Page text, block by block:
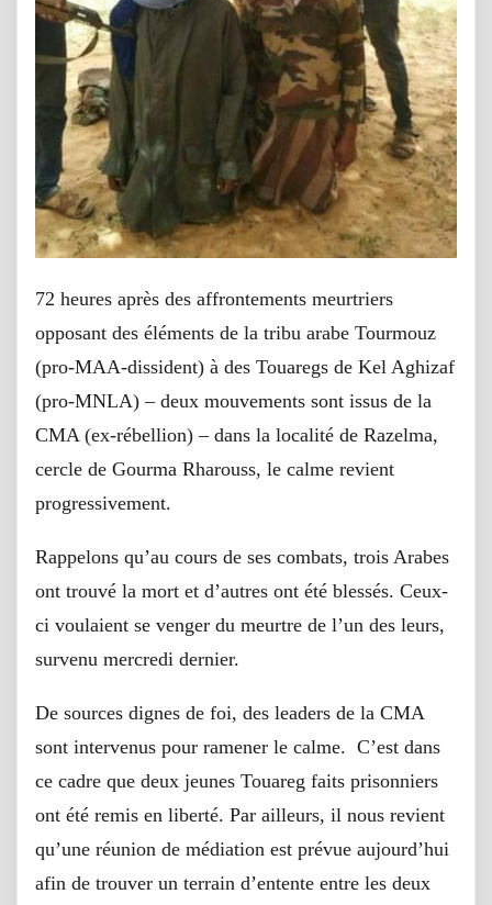
72 heures après des affrontements meurtriers
opposant des éléments de la tribu arabe Tourmouz
(pro-MAA-dissident) à des Touaregs de Kel Aghizaf
(pro-MNLA) – deux mouvements sont issus de la
CMA (ex-rébellion) – dans la localité de Razelma,
cercle de Gourma Rharouss, le calme revient
progressivement.
Rappelons qu’au cours de ses combats, trois Arabes
ont trouvé la mort et d’autres ont été blessés. Ceux-
ci voulaient se venger du meurtre de l’un des leurs,
survenu mercredi dernier.
De sources dignes de foi, des leaders de la CMA
sont intervenus pour ramener le calme. C’est dans
ce cadre que deux jeunes Touareg faits prisonniers
ont été remis en liberté. Par ailleurs, il nous revient
qu’une réunion de médiation est prévue aujourd’hui
afin de trouver un terrain d’entente entre les deux